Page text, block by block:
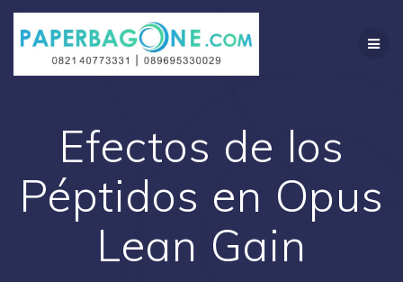
Skip
content
Efectos de los
Péptidos en Opus
Lean Gain